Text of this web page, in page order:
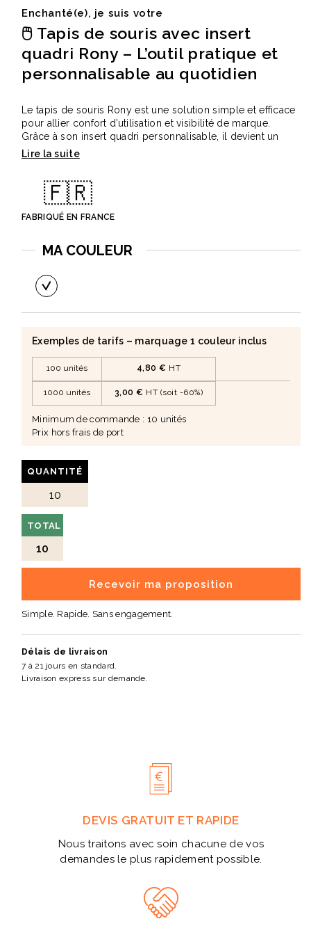
Enchanté(e), je suis votre
🖱️ Tapis de souris avec insert
quadri Rony – L’outil pratique et
personnalisable au quotidien
Le tapis de souris Rony est une solution simple et efficace
pour allier confort d’utilisation et visibilité de marque.
Grâce à son insert quadri personnalisable, il devient un
support de communication durable, idéal pour les bureaux
✅ Points forts
Surface personnalisable en quadri pour un rendu visuel
impactant
travail
Support de communication discret mais permanent
Matière : Cristal grainé 30/100è
Dimensions : Diamètre 19 cm
Forme : Ronde
🎯 Un support efficace pour votre communication
Renforce la présence de votre marque au quotidien
Diffuse votre message de manière continue auprès de vos
collaborateurs ou clients
S’intègre facilement dans toute stratégie de communication
par l’objet
Un choix pertinent pour allier utilité, visibilité et
professionnalisme.
🇫🇷
FABRIQUÉ EN FRANCE
Exemples de tarifs – marquage 1 couleur inclus
100 unités 4,80 € HT
1000 unités 3,00 € HT (soit -60%)
Minimum de commande : 10 unités
Prix hors frais de port
QUANTITÉ
TOTAL
10
Recevoir ma proposition
Simple. Rapide. Sans engagement.
MA COULEUR
Délais de livraison
7 à 21 jours en standard.
Livraison express sur demande.
DEVIS GRATUIT ET RAPIDE
Nous traitons avec soin chacune de vos
demandes le plus rapidement possible.